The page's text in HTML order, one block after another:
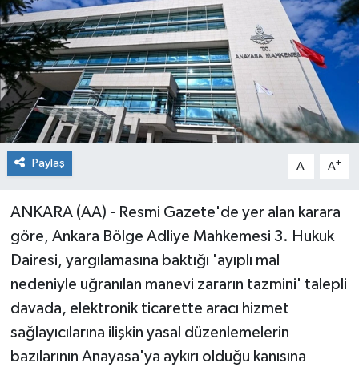
Paylaş A- A+
ANKARA (AA) - Resmi Gazete'de yer alan karara
göre, Ankara Bölge Adliye Mahkemesi 3. Hukuk
Dairesi, yargılamasına baktığı 'ayıplı mal
nedeniyle uğranılan manevi zararın tazmini' talepli
davada, elektronik ticarette aracı hizmet
sağlayıcılarına ilişkin yasal düzenlemelerin
bazılarının Anayasa'ya aykırı olduğu kanısına